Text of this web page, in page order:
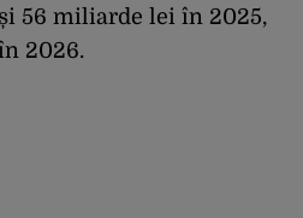
56 miliarde lei în 2025,
2026.